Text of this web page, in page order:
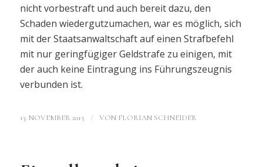
nicht vorbestraft und auch bereit dazu, den
Schaden wiedergutzumachen, war es möglich, sich
mit der Staatsanwaltschaft auf einen Strafbefehl
mit nur geringfügiger Geldstrafe zu einigen, mit
der auch keine Eintragung ins Führungszeugnis
verbunden ist.
13. NOVEMBER 2015 / VON FLORIAN SCHNEIDER